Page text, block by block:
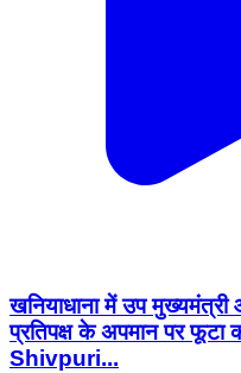
खनियाधाना में उप
प्रतिपक्ष के अपमान पर फूटा
Shivpuri...